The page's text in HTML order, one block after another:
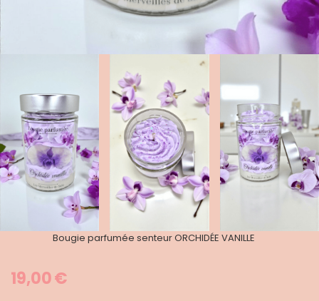
Bougie parfumée senteur ORCHIDÉE VANILLE
19,00€